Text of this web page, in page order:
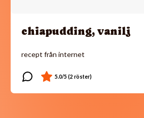
chiapudding, vanilj
recept från internet